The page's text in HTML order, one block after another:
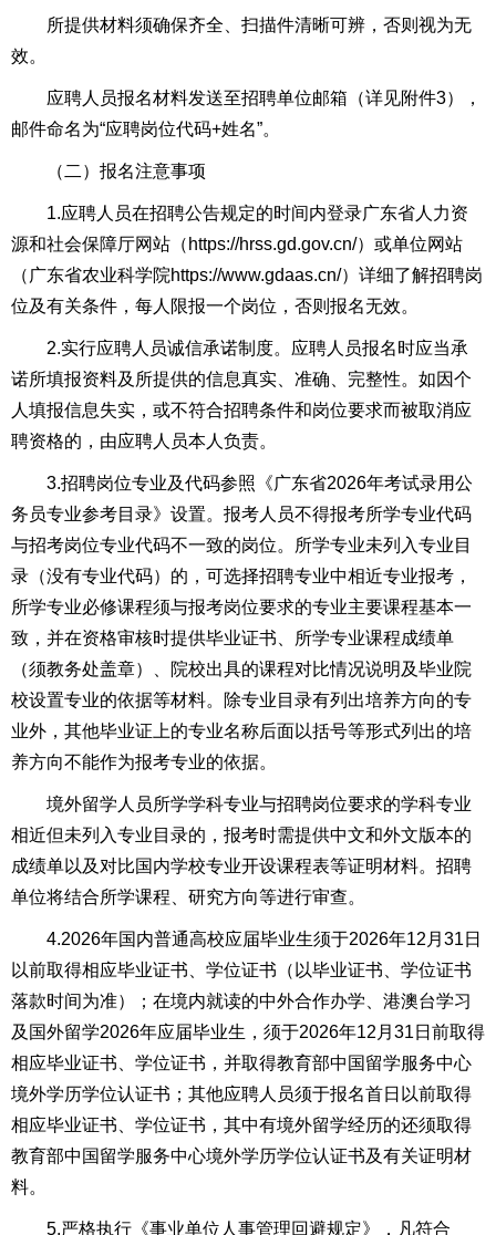
所提供材料须确保齐全、扫描件清晰可辨，否则视为无
效。
应聘人员报名材料发送至招聘单位邮箱（详见附件3），
邮件命名为“应聘岗位代码+姓名”。
（二）报名注意事项
1.应聘人员在招聘公告规定的时间内登录广东省人力资
源和社会保障厅网站（https://hrss.gd.gov.cn/）或单位网站
（广东省农业科学院https://www.gdaas.cn/）详细了解招聘岗
位及有关条件，每人限报一个岗位，否则报名无效。
2.实行应聘人员诚信承诺制度。应聘人员报名时应当承
诺所填报资料及所提供的信息真实、准确、完整性。如因个
人填报信息失实，或不符合招聘条件和岗位要求而被取消应
聘资格的，由应聘人员本人负责。
3.招聘岗位专业及代码参照《广东省2026年考试录用公
务员专业参考目录》设置。报考人员不得报考所学专业代码
与招考岗位专业代码不一致的岗位。所学专业未列入专业目
录（没有专业代码）的，可选择招聘专业中相近专业报考，
所学专业必修课程须与报考岗位要求的专业主要课程基本一
致，并在资格审核时提供毕业证书、所学专业课程成绩单
（须教务处盖章）、院校出具的课程对比情况说明及毕业院
校设置专业的依据等材料。除专业目录有列出培养方向的专
业外，其他毕业证上的专业名称后面以括号等形式列出的培
养方向不能作为报考专业的依据。
境外留学人员所学学科专业与招聘岗位要求的学科专业
相近但未列入专业目录的，报考时需提供中文和外文版本的
成绩单以及对比国内学校专业开设课程表等证明材料。招聘
单位将结合所学课程、研究方向等进行审查。
4.2026年国内普通高校应届毕业生须于2026年12月31日
以前取得相应毕业证书、学位证书（以毕业证书、学位证书
落款时间为准）；在境内就读的中外合作办学、港澳台学习
及国外留学2026年应届毕业生，须于2026年12月31日前取得
相应毕业证书、学位证书，并取得教育部中国留学服务中心
境外学历学位认证书；其他应聘人员须于报名首日以前取得
相应毕业证书、学位证书，其中有境外留学经历的还须取得
教育部中国留学服务中心境外学历学位认证书及有关证明材
料。
5.严格执行《事业单位人事管理回避规定》，凡符合